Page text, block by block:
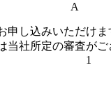
A
申し込みいただけ
当社所定の審査がご
1